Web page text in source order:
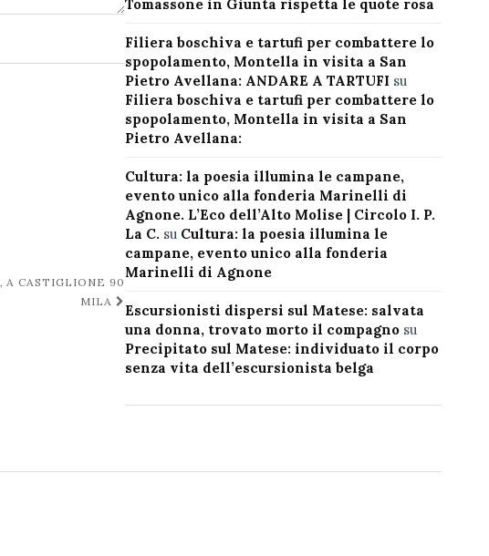
A CASTIGLIONE 90
MILA
Tomassone in Giunta rispetta le quote rosa
Filiera boschiva e tartufi per combattere lo
spopolamento, Montella in visita a San
Pietro Avellana: ANDARE A TARTUFI su
Filiera boschiva e tartufi per combattere lo
spopolamento, Montella in visita a San
Pietro Avellana:
Cultura: la poesia illumina le campane,
evento unico alla fonderia Marinelli di
Agnone. L’Eco dell’Alto Molise | Circolo I. P.
La C. su Cultura: la poesia illumina le
campane, evento unico alla fonderia
Marinelli di Agnone
Escursionisti dispersi sul Matese: salvata
una donna, trovato morto il compagnosu
Precipitato sul Matese: individuato il corpo
senza vita dell’escursionista belga